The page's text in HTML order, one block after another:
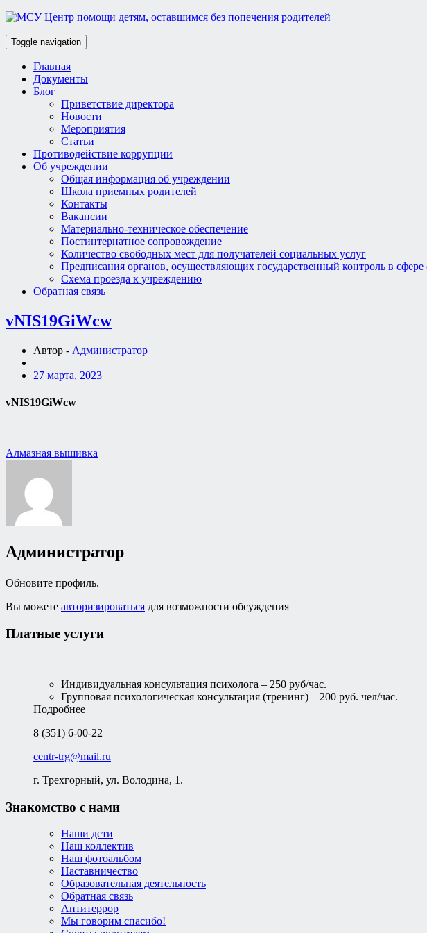
Toggle navigation
Главная
Документы
Блог
Приветствие директора
Новости
Мероприятия
Статьи
Противодействие коррупции
Об учреждении
Общая информация об учреждении
Школа приемных родителей
Контакты
Вакансии
Материально-техническое обеспечение
Постинтернатное сопровождение
Количество свободных мест для получателей социальных услуг
Предписания органов, осуществляющих государственный контроль в
Схема проезда к учреждению
Обратная связь
vNIS19GiWcw
Автор - Администратор
27 марта, 2023
vNIS19GiWcw
Навигация
записям
Алмазная вышивка
Администратор
Обновите профиль.
Вы можете авторизироваться для возможности обсуждения
Платные услуги
Индивидуальная консультация психолога – 250 руб/час.
Групповая психологическая консультация (тренинг) – 200 руб. чел/час.
Подробнее
8 (351) 6-00-22
centr-trg@mail.ru
г. Трехгорный, ул. Володина, 1.
Знакомство с нами
Наши дети
Наш коллектив
Наш фотоальбом
Наставничество
Образовательная деятельность
Обратная связь
Антитеррор
Мы говорим спасибо!